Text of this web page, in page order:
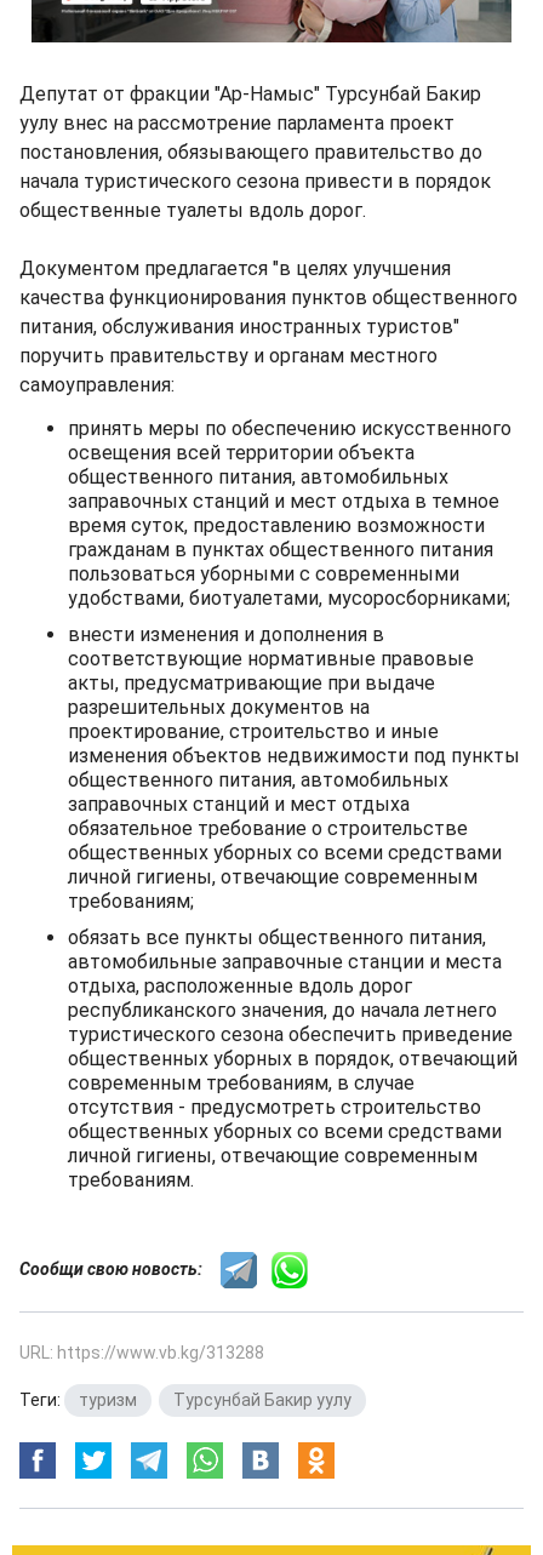
Депутат от фракции "Ар-Намыс" Турсунбай Бакир
уулу внес на рассмотрение парламента проект
постановления, обязывающего правительство до
начала туристического сезона привести в порядок
общественные туалеты вдоль дорог.
Документом предлагается "в целях улучшения
качества функционирования пунктов общественного
питания, обслуживания иностранных туристов"
поручить правительству и органам местного
самоуправления:
принять меры по обеспечению искусственного
освещения всей территории объекта
общественного питания, автомобильных
заправочных станций и мест отдыха в темное
время суток, предоставлению возможности
гражданам в пунктах общественного питания
пользоваться уборными с современными
удобствами, биотуалетами, мусоросборниками;
внести изменения и дополнения в
соответствующие нормативные правовые
акты, предусматривающие при выдаче
разрешительных документов на
проектирование, строительство и иные
изменения объектов недвижимости под пункты
общественного питания, автомобильных
заправочных станций и мест отдыха
обязательное требование о строительстве
общественных уборных со всеми средствами
личной гигиены, отвечающие современным
требованиям;
обязать все пункты общественного питания,
автомобильные заправочные станции и места
отдыха, расположенные вдоль дорог
республиканского значения, до начала летнего
туристического сезона обеспечить приведение
общественных уборных в порядок, отвечающий
современным требованиям, в случае
отсутствия - предусмотреть строительство
общественных уборных со всеми средствами
личной гигиены, отвечающие современным
требованиям.
Сообщи свою новость:
URL: https://www.vb.kg/313288
Теги: туризм Турсунбай Бакир уулу